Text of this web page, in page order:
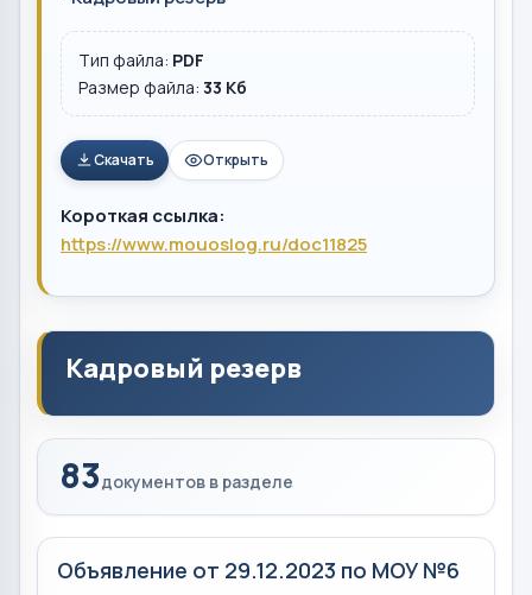
Тип файла: PDF
Размер файла: 33 Кб
Скачать Открыть
Короткая ссылка:
https://www.mouoslog.ru/doc11825
Кадровый резерв
83документов в разделе
Объявление от 29.12.2023 по МОУ №6